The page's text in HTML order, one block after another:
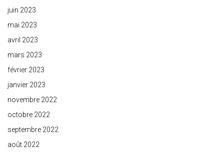
juin 2023
mai 2023
avril 2023
mars 2023
février 2023
janvier 2023
novembre 2022
octobre 2022
septembre 2022
août 2022